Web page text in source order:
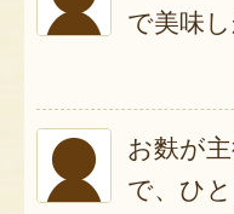
で美味
お麩が
で、ひ